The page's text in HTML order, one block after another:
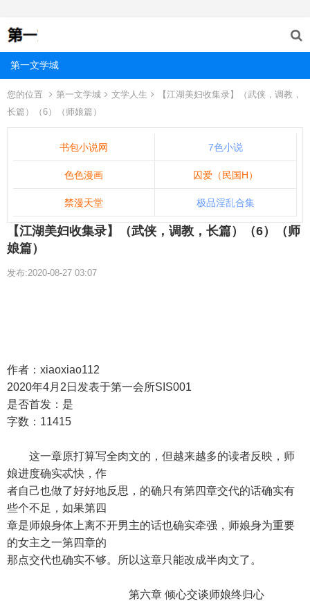
第一文学城
您的位置 第一文学城 文学人生
【江湖美妇收集录】（武侠，调教，
长篇）（6）（师娘篇）
书包小说网 7色小说
色色漫画 囚爱（民国H）
禁漫天堂 极品淫乱合集
【江湖美妇收集录】（武侠，调教，长篇）（6）（师
娘篇）
发布:2020-08-27 03:07
作者：xiaoxiao112
2020年4月2日发表于第一会所SIS001
是否首发：是
字数：11415
这一章原打算写全肉文的，但越来越多的读者反映，师
娘进度确实忒快，作
者自己也做了好好地反思，的确只有第四章交代的话确实有
些个不足，如果第四
章是师娘身体上离不开男主的话也确实牵强，师娘身为重要
的女主之一第四章的
那点交代也确实不够。所以这章只能改成半肉文了。
第六章 倾心交谈师娘终归心